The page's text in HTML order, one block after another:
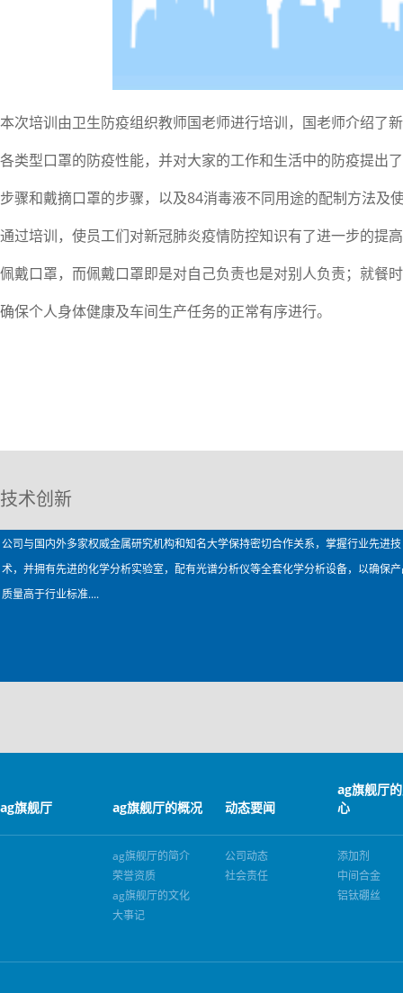
本次培训由卫生防疫组织教师国老师进行培训，国老师介绍了
各类型口罩的防疫性能，并对大家的工作和生活中的防疫提出
步骤和戴摘口罩的步骤，以及84消毒液不同用途的配制方法及
通过培训，使员工们对新冠肺炎疫情防控知识有了进一步的提
佩戴口罩，而佩戴口罩即是对自己负责也是对别人负责；就餐
确保个人身体健康及车间生产任务的正常有序进行。
技术创新
公司与国内外多家权威金属研究机构和知名大学保持密切合作关系，掌握行业先进技
术，并拥有先进的化学分析实验室，配有光谱分析仪等全套化学分析设备，以确保
质量高于行业标准....
ag旗舰厅 ag旗舰厅的概况 动态要闻
ag旗舰厅
心
ag旗舰厅的简介
荣誉资质
ag旗舰厅的文化
大事记
公司动态
社会责任
添加剂
中间合金
铝钛硼丝